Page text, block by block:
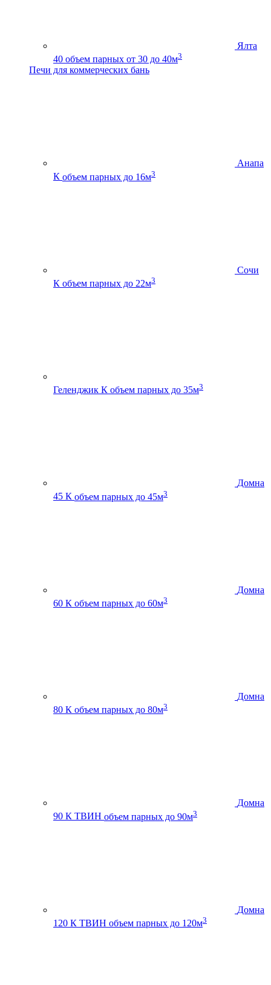
Ялта
40 объем парных от 30 до 40м3
Печи для коммерческих бань
Анапа
К объем парных до 16м3
Сочи
К объем парных до 22м3
Геленджик К объем парных до 35м3
Домна
45 К объем парных до 45м3
Домна
60 К объем парных до 60м3
Домна
80 К объем парных до 80м3
Домна
90 К ТВИН объем парных до 90м3
Домна
120 К ТВИН объем парных до 120м3